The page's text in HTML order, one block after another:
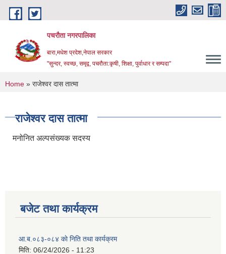
Skip to main content
पचरौता नगरपालिका
बारा,मधेश प्रदेश,नेपाल सरकार
"सुन्दर, स्वच्छ, समृद्व, पचरौता:कृषी, शिक्षा, पुर्वाधार र सम्पदा"
You are here
Home » राजेश्वर दास तात्मा
राजेश्वर दास तात्मा
मनोनित अल्पसंख्यक सदस्य
बजेट तथा कार्यक्रम
आ.ब.०८३-०८४ काे निति तथा कार्यक्रम
मिति: 06/24/2026 - 11:23